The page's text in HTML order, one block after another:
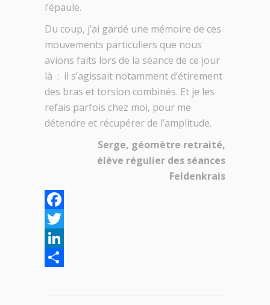
l’épaule.
Du coup, j’ai gardé une mémoire de ces
mouvements particuliers que nous
avions faits lors de la séance de ce jour
là : il s’agissait notamment d’étirement
des bras et torsion combinés. Et je les
refais parfois chez moi, pour me
détendre et récupérer de l’amplitude.
Serge, géomètre retraité,
élève régulier des séances
Feldenkrais
Facebook
Twitter
LinkedIn